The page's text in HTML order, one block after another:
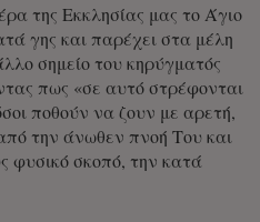
της Εκκλησίας μας το Άγιο
γης και παρέχει στα μέλη
σημείο του κηρύγματός
πως «σε αυτό στρέφονται
ποθούν να ζουν με αρετή,
την άνωθεν πνοή Του και
φυσικό σκοπό, την κατά